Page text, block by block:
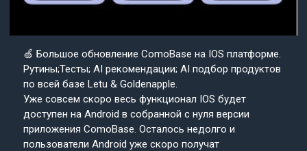
🍏 Большое обновление ComoBase на IOS платформе.
Рутины;Тесты; AI рекомендации; AI подбор продуктов
по всей базе Letu & Goldenapple.
Уже совсем скоро весь функционал IOS будет
доступен на Android в собранной с нуля версии
приложения ComoBase. Осталось недолго и
пользователи Android уже скоро получат